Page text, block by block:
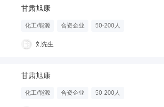
甘肃旭康
化工/能源 合资企业 50-200人
刘先生
甘肃旭康
化工/能源 合资企业 50-200人